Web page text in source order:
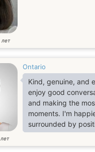
лет
Ontario
Kind, genuine, and
enjoy good
and making the
moments. I'm
surrounded by
who are authentic
лет